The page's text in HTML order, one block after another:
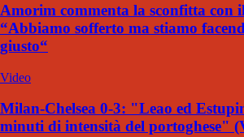
Amorim commenta la sconfitta con
“Abbiamo sofferto ma stiamo
giusto“
Video
Milan-Chelsea 0-3: "Leao ed
minuti di intensità del portoghese"